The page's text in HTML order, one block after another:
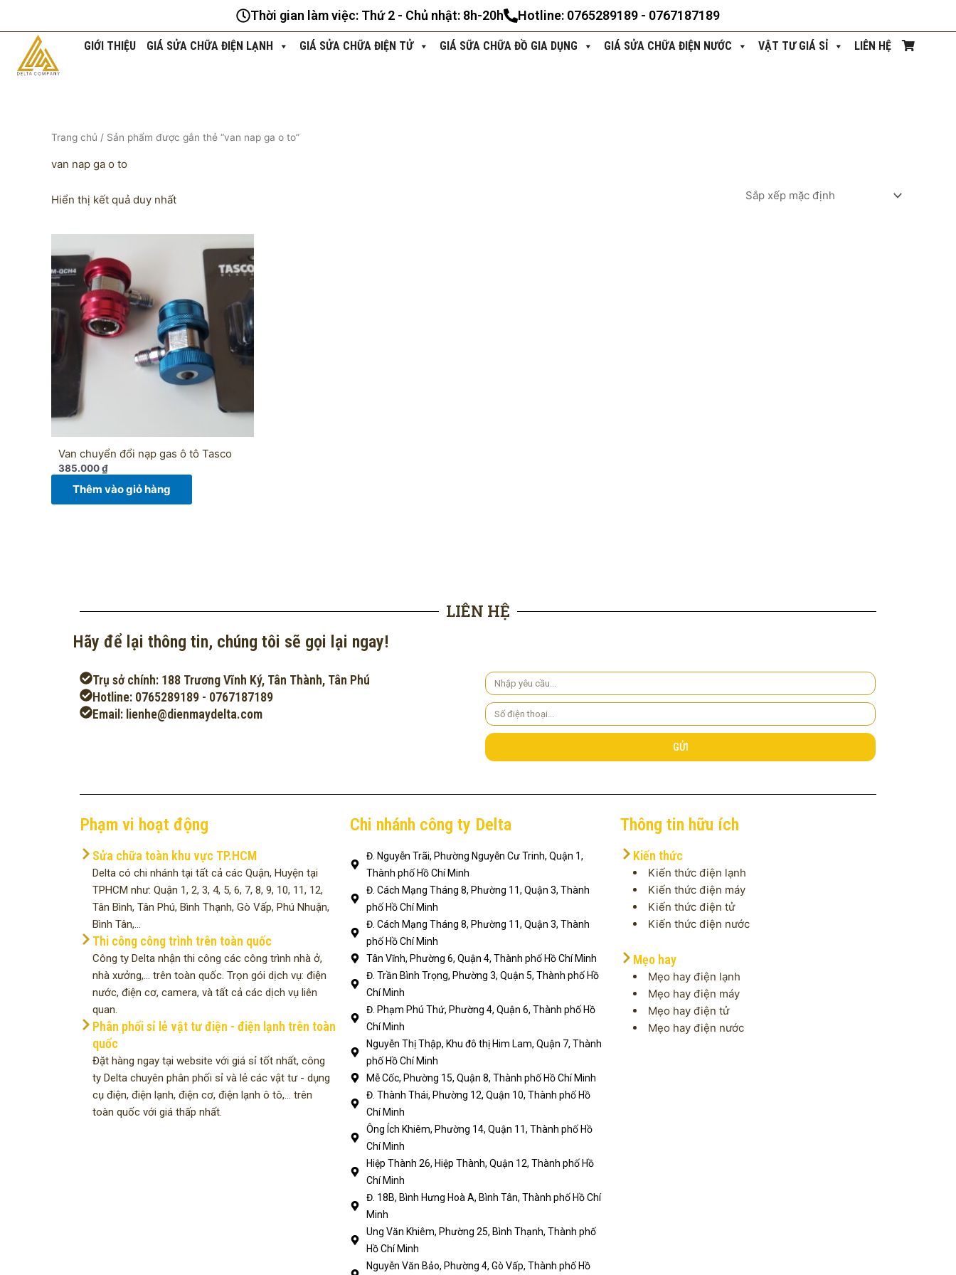
dung
Thời gian làm việc: Thứ 2 - Chủ nhật: 8h-20h Hotline: 0765289189 - 0767187189
GIỚI THIỆU GIÁ SỬA CHỮA ĐIỆN LẠNH GIÁ SỬA CHỮA ĐIỆN TỬ GIÁ SỮA CHỮA ĐỒ GIA DỤNG GIÁ SỬA CHỮA ĐIỆN NƯỚC VẬT TƯ GIÁ SỈ LIÊN HỆ
Trang chủ / Sản phẩm được gắn thẻ “van nap ga o to”
van nap ga o to
Hiển thị kết quả duy nhất
Van chuyển đổi nạp gas ô tô Tasco
385.000₫
Thêm vào giỏ hàng
LIÊN HỆ
Hãy để lại thông tin, chúng tôi sẽ gọi lại ngay!
Trụ sở chính: 188 Trương Vĩnh Ký, Tân Thành, Tân Phú
Hotline: 0765289189 - 0767187189
Email: lienhe@dienmaydelta.com
Yêu
cầu
Số
điện
thoại
GỬI
Phạm vi hoạt động
Sửa chữa toàn khu vực TP.HCM
Delta có chi nhánh tại tất cả các Quận, Huyện tại
TPHCM như: Quận 1, 2, 3, 4, 5, 6, 7, 8, 9, 10, 11, 12,
Tân Bình, Tân Phú, Bình Thạnh, Gò Vấp, Phú Nhuận,
Bình Tân,...
Thi công công trình trên toàn quốc
Công ty Delta nhận thi công các công trình nhà ở,
nhà xưởng,... trên toàn quốc. Trọn gói dịch vụ: điện
nước, điện cơ, camera, và tất cả các dịch vụ liên
quan.
Phân phối sỉ lẻ vật tư điện - điện lạnh trên toàn
quốc
Đặt hàng ngay tại website với giá sỉ tốt nhất, công
ty Delta chuyên phân phối sỉ và lẻ các vật tư - dụng
cụ điện, điện lạnh, điện cơ, điện lạnh ô tô,... trên
toàn quốc với giá thấp nhất.
Chi nhánh công ty Delta
Đ. Nguyễn Trãi, Phường Nguyễn Cư Trinh, Quận 1,
Thành phố Hồ Chí Minh
Đ. Cách Mạng Tháng 8, Phường 11, Quận 3, Thành
phố Hồ Chí Minh
Đ. Cách Mạng Tháng 8, Phường 11, Quận 3, Thành
phố Hồ Chí Minh
Tân Vĩnh, Phường 6, Quận 4, Thành phố Hồ Chí Minh
Đ. Trần Bình Trọng, Phường 3, Quận 5, Thành phố Hồ
Chí Minh
Đ. Phạm Phú Thứ, Phường 4, Quận 6, Thành phố Hồ
Chí Minh
Nguyễn Thị Thập, Khu đô thị Him Lam, Quận 7, Thành
phố Hồ Chí Minh
Mễ Cốc, Phường 15, Quận 8, Thành phố Hồ Chí Minh
Đ. Thành Thái, Phường 12, Quận 10, Thành phố Hồ
Chí Minh
Ông Ích Khiêm, Phường 14, Quận 11, Thành phố Hồ
Chí Minh
Hiệp Thành 26, Hiệp Thành, Quận 12, Thành phố Hồ
Chí Minh
Đ. 18B, Bình Hưng Hoà A, Bình Tân, Thành phố Hồ Chí
Minh
Ung Văn Khiêm, Phường 25, Bình Thạnh, Thành phố
Hồ Chí Minh
Nguyễn Văn Bảo, Phường 4, Gò Vấp, Thành phố Hồ
Thông tin hữu ích
Kiến thức
Kiến thức điện lạnh
Kiến thức điện máy
Kiến thức điện tử
Kiến thức điện nước
Mẹo hay
Mẹo hay điện lạnh
Mẹo hay điện máy
Mẹo hay điện tử
Mẹo hay điện nước